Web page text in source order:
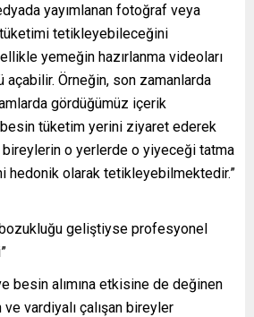
yayımlanan fotoğraf veya
tüketimi tetikleyebileceğini
yemeğin hazırlanma videoları
açabilir. Örneğin, son zamanlarda
gördüğümüz içerik
tüketim yerini ziyaret ederek
bireylerin o yerlerde o yiyeceği tatma
hedonik olarak tetikleyebilmektedir.”
bozukluğu geliştiyse profesyonel
besin alımına etkisine de değinen
ve vardiyalı çalışan bireyler